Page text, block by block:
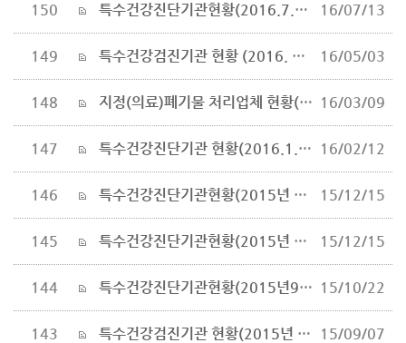
150 특수건강진단기관현황(2016.7.12) 16/07/13
149 특수건강검진기관 현황 (2016. 4. 29) 16/05/03
148 지정(의료)폐기물 처리업체 현황(2016.2.26) 16/03/09
147 특수건강진단기관 현황(2016.1.26) 16/02/12
146 특수건강진단기관현황(2015년 12월) 15/12/15
145 특수건강진단기관현황(2015년 11월) 15/12/15
144 특수건강진단기관현황(2015년9월말) 15/10/22
143 특수건강검진기관 현황(2015년 8월) 15/09/07